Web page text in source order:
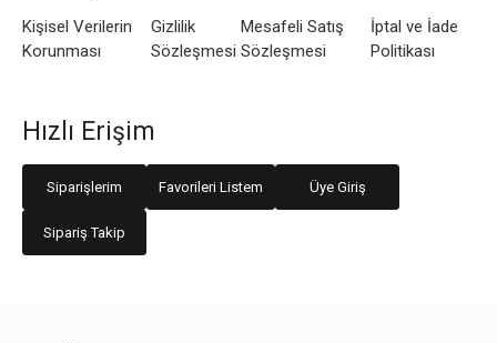
Kişisel Verilerin
Korunması
Gizlilik
Sözleşmesi
Mesafeli Satış
Sözleşmesi
İptal ve İade
Politikası
Hızlı Erişim
Siparişlerim Favorileri Listem Üye Giriş
Sipariş Takip